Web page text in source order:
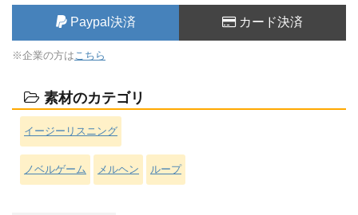
Paypal決済 カード決済
※企業の方は こちら
素材のカテゴリ
イージーリスニング
ノベルゲーム メルヘン ループ